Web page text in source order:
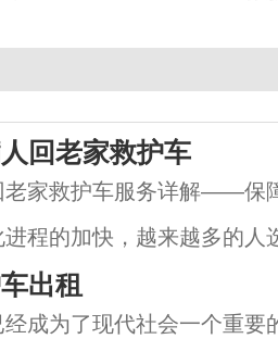
回老家救护车
老家救护车服务详解——保
程的加快，越来越多的人
活和工作。然而，在繁忙
突然降临。为了能够更好地
出租
成为了现代社会一个重要